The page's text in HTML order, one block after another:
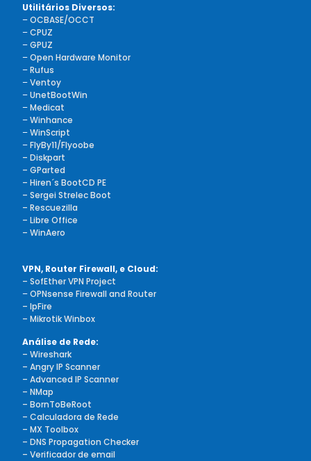
Utilitários Diversos:
–OCBASE/OCCT
–CPUZ
–GPUZ
–Open Hardware Monitor
–Rufus
–Ventoy
–UnetBootWin
–Medicat
–Winhance
–WinScript
–FlyBy11/Flyoobe
– Diskpart
– GParted
– Hiren´s BootCD PE
– Sergei Strelec Boot
– Rescuezilla
– Libre Office
– WinAero
VPN, Router Firewall, e Cloud:
– SofEther VPN Project
–OPNsense Firewall and Router
– IpFire
– Mikrotik Winbox
Análise de Rede:
– Wireshark
– Angry IP Scanner
– Advanced IP Scanner
– NMap
– BornToBeRoot
– Calculadora de Rede
– MX Toolbox
– DNS Propagation Checker
– Verificador de email